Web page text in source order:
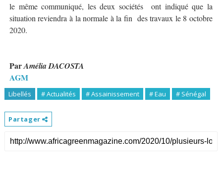
le même communiqué, les deux sociétés
ont indiqué que la
situation reviendra à la normale à la fin des travaux le 8 octobre
2020.
ParAmélia DACOSTA
AGM
Libellés # Actualités # Assainissement # Eau # Sénégal
Partager